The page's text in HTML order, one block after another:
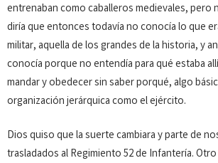
entrenaban como caballeros medievales, pero
diría que entonces todavía no conocía lo que
militar, aquella de los grandes de la historia, y
conocía porque no entendía para qué estaba
mandar y obedecer sin saber porqué, algo
organización jerárquica como el ejército.
Dios quiso que la suerte cambiara y parte de
trasladados al Regimiento 52 de Infantería.